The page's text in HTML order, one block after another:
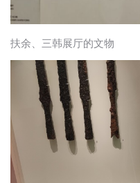
扶余、三韩展厅的文物